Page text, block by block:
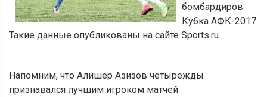
бомбардиров
Кубка АФК-2017.
Такие данные опубликованы на сайте Sports.ru.
Напомним, что Алишер Азизов четырежды
признавался лучшим игроком матчей